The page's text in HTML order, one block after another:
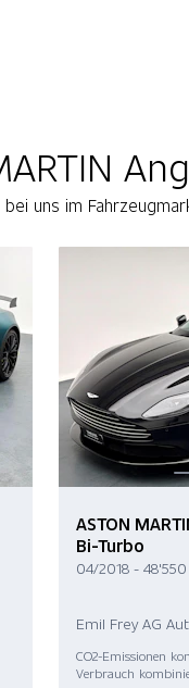
uns im
ASTON
Bi-Turbo
04/2018 -
Emil Frey AG
CO2-Emissionen
Verbrauch